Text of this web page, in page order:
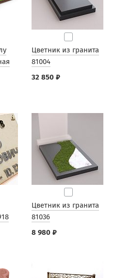
Цветник из гранита
81004
32 850 ₽
Цветник из гранита
81036
8 980 ₽